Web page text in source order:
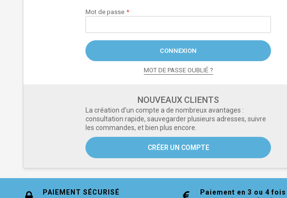
Mot de passe
CONNEXION
MOT DE PASSE OUBLIÉ ?
NOUVEAUX CLIENTS
La création d’un compte a de nombreux avantages :
consultation rapide, sauvegarder plusieurs adresses, suivre
les commandes, et bien plus encore.
CRÉER UN COMPTE
PAIEMENT SÉCURISÉ Paiement en 3 ou 4 fois